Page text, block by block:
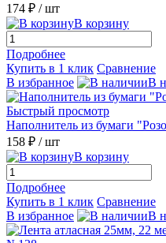
174 ₽ / шт
В корзину
Подробнее
Купить в 1 клик Сравнение
В избранное
В
Быстрый просмотр
Наполнитель из бумаги
158 ₽ / шт
В корзину
Подробнее
Купить в 1 клик Сравнение
В избранное
В